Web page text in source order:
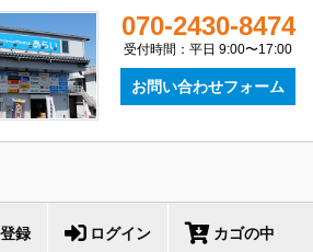
070-2430-8474
受付時間：平日 9:00〜17:00
お問い合わせフォーム
録 ログイン カゴの中